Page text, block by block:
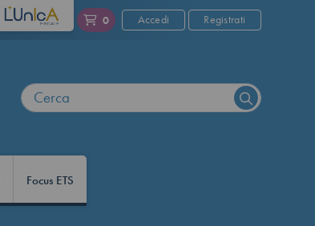
L'UNICA 0 Accedi Registrati
Focus ETS